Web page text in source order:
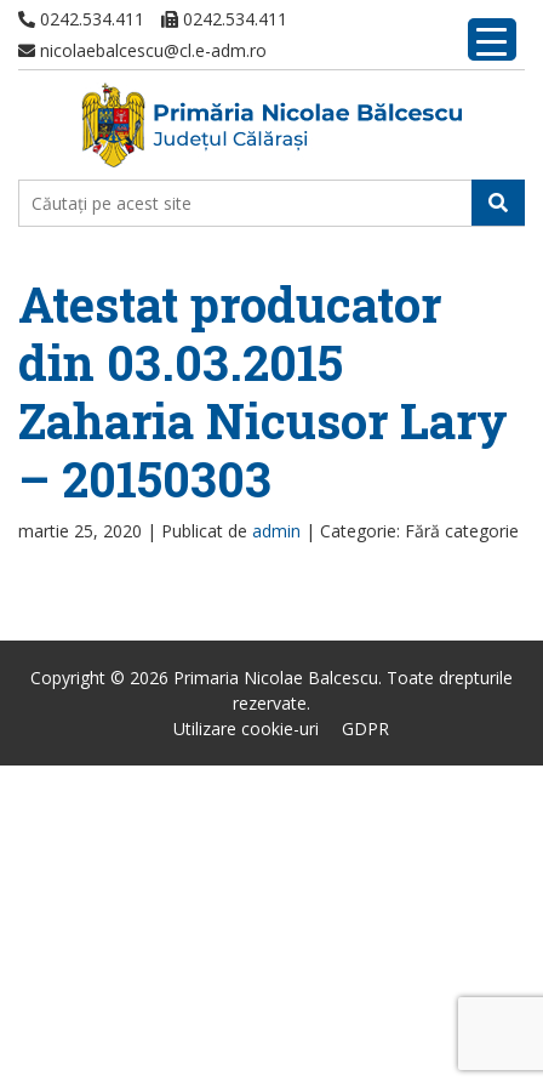
0242.534.411
0242.534.411
nicolaebalcescu@cl.e-adm.ro
Atestat producator
din 03.03.2015
Zaharia Nicusor Lary
– 20150303
martie 25, 2020 | Publicat de admin | Categorie: Fără categorie
Copyright © 2026 Primaria Nicolae Balcescu. Toate drepturile
rezervate.
Utilizare cookie-uri
GDPR